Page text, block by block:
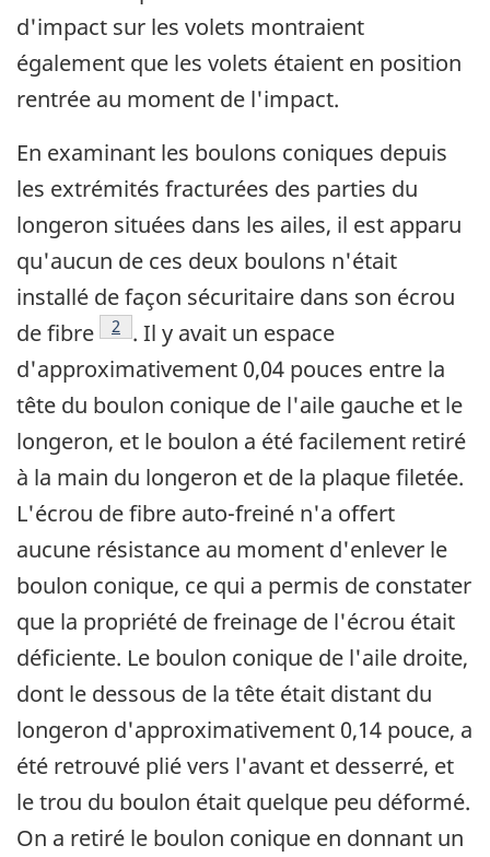
d'impact sur les volets montraient
également que les volets étaient en position
rentrée au moment de l'impact.
En examinant les boulons coniques depuis
les extrémités fracturées des parties du
longeron situées dans les ailes, il est apparu
qu'aucun de ces deux boulons n'était
installé de façon sécuritaire dans son écrou
de fibre
Note de bas de page
2 . Il y avait un espace
d'approximativement 0,04 pouces entre la
tête du boulon conique de l'aile gauche et le
longeron, et le boulon a été facilement retiré
à la main du longeron et de la plaque filetée.
L'écrou de fibre auto-freiné n'a offert
aucune résistance au moment d'enlever le
boulon conique, ce qui a permis de constater
que la propriété de freinage de l'écrou était
déficiente. Le boulon conique de l'aile droite,
dont le dessous de la tête était distant du
longeron d'approximativement 0,14 pouce, a
été retrouvé plié vers l'avant et desserré, et
le trou du boulon était quelque peu déformé.
On a retiré le boulon conique en donnant un